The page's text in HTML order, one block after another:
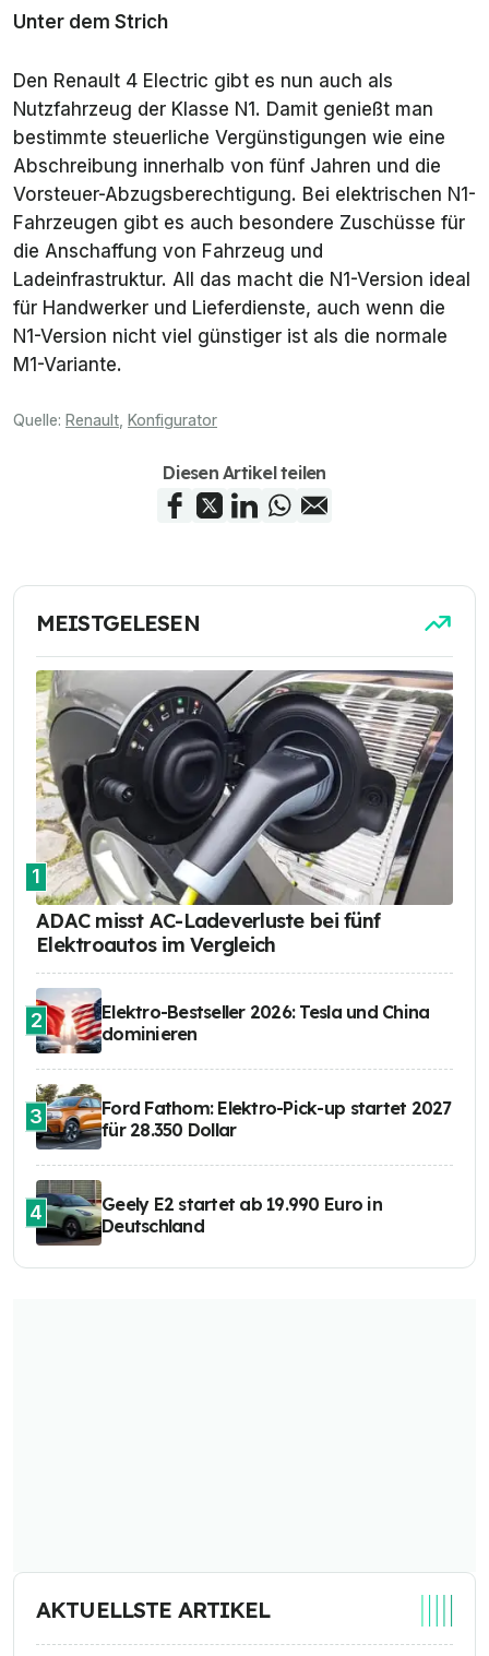
Unter dem Strich
Den Renault 4 Electric gibt es nun auch als
Nutzfahrzeug der Klasse N1. Damit genießt man
bestimmte steuerliche Vergünstigungen wie eine
Abschreibung innerhalb von fünf Jahren und die
Vorsteuer-Abzugsberechtigung. Bei elektrischen N1-
Fahrzeugen gibt es auch besondere Zuschüsse für
die Anschaffung von Fahrzeug und
Ladeinfrastruktur. All das macht die N1-Version ideal
für Handwerker und Lieferdienste, auch wenn die
N1-Version nicht viel günstiger ist als die normale
M1-Variante.
Quelle: Renault Konfigurator
Diesen Artikel teilen
MEISTGELESEN
1
ADAC misst AC-Ladeverluste bei fünf
Elektroautos im Vergleich
2
Elektro-Bestseller 2026: Tesla und China
dominieren
3
Ford Fathom: Elektro-Pick-up startet 2027
für 28.350 Dollar
4
Geely E2 startet ab 19.990 Euro in
Deutschland
AKTUELLSTE ARTIKEL